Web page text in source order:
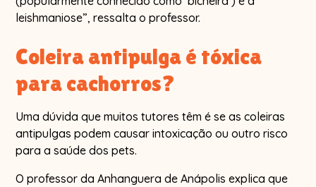
leishmaniose”, ressalta o professor.
Coleira antipulga é tóxica
para cachorros?
Uma dúvida que muitos tutores têm é se as coleiras
antipulgas podem causar intoxicação ou outro risco
para a saúde dos pets.
O professor da Anhanguera de Anápolis explica que